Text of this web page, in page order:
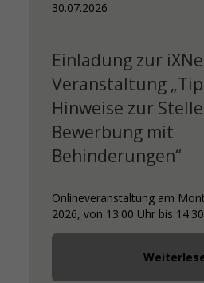
30.07.2026
Einladung zur
Veranstaltung
Hinweise zur
Bewerbung mit
Behinderungen“
Onlineveranstaltung am
2026, von 13:00 Uhr bis